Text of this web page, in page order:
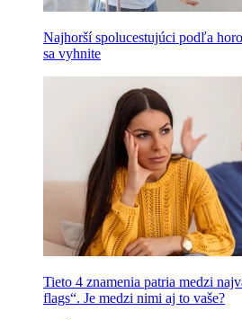
Najhorší spolucestujúci podľa
sa vyhnite
Tieto 4 znamenia patria medzi
flags“. Je medzi nimi aj to vaše?